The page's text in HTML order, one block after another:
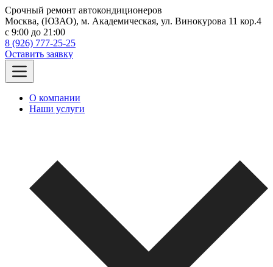
Срочный ремонт автокондиционеров
Москва, (ЮЗАО), м. Академическая, ул. Винокурова 11 кор.4
c 9:00 до 21:00
8 (926) 777-25-25
Оставить заявку
О компании
Наши услуги